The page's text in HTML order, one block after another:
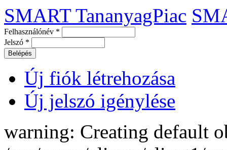
SMART TananyagPiac
Felhasználónév *
Jelszó *
Új fiók létrehozása
Új jelszó igénylése
warning: Creating default